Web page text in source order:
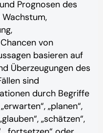
Prognosen des
von
basieren auf
Überzeugungen des
sind
durch Begriffe
„planen“,
„schätzen“,